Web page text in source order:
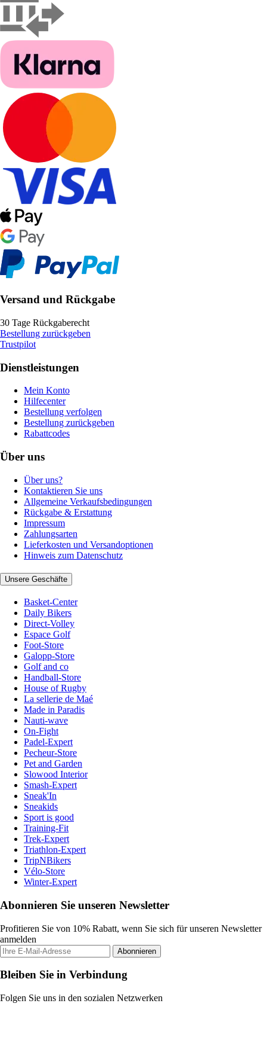
Versand und Rückgabe
30 Tage Rückgaberecht
Bestellung zurückgeben
Trustpilot
Dienstleistungen
Mein Konto
Hilfecenter
Bestellung verfolgen
Bestellung zurückgeben
Rabattcodes
Über uns
Über uns?
Kontaktieren Sie uns
Allgemeine Verkaufsbedingungen
Rückgabe & Erstattung
Impressum
Zahlungsarten
Lieferkosten und Versandoptionen
Hinweis zum Datenschutz
Unsere Geschäfte
Basket-Center
Daily Bikers
Direct-Volley
Espace Golf
Foot-Store
Galopp-Store
Golf and co
Handball-Store
House of Rugby
La sellerie de Maé
Made in Paradis
Nauti-wave
On-Fight
Padel-Expert
Pecheur-Store
Pet and Garden
Slowood Interior
Smash-Expert
Sneak'In
Sneakids
Sport is good
Training-Fit
Trek-Expert
Triathlon-Expert
TripNBikers
Vélo-Store
Winter-Expert
Abonnieren Sie unseren Newsletter
Profitieren Sie von 10% Rabatt, wenn Sie sich für unseren Newsletter
anmelden
Abonnieren
Bleiben Sie in Verbindung
Folgen Sie uns in den sozialen Netzwerken